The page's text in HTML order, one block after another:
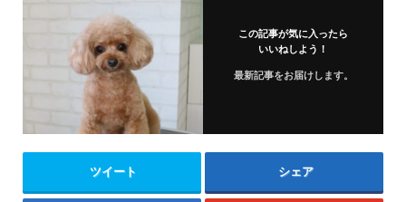
この記事が気に入ったら
いいねしよう！
最新記事をお届けします。
ツイート シェア